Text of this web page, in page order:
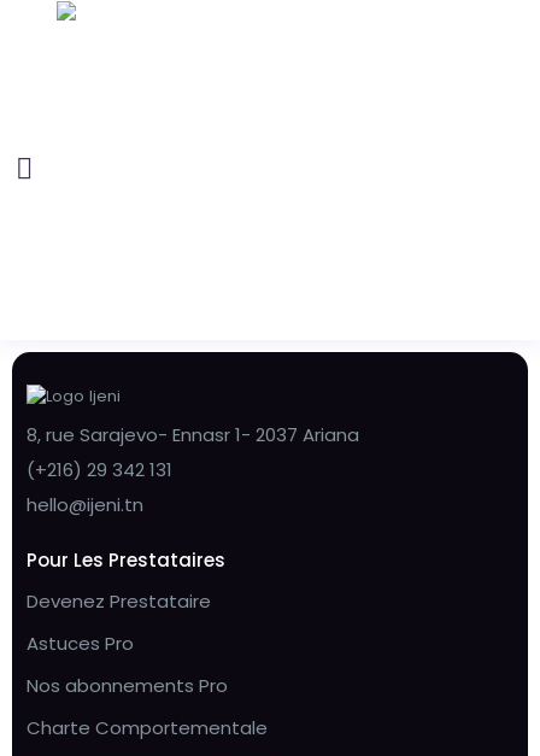
8, rue Sarajevo- Ennasr 1- 2037 Ariana
(+216) 29 342 131
hello@ijeni.tn
Pour Les Prestataires
Devenez Prestataire
Astuces Pro
Nos abonnements Pro
Charte Comportementale